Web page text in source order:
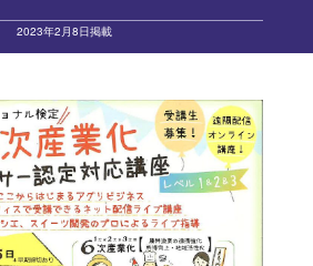
2023年2月8日掲載